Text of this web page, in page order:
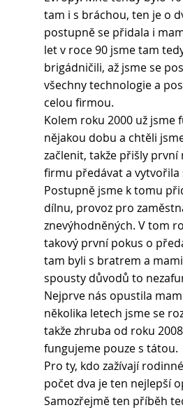
tam i s bráchou, ten je o
postupně se přidala i
let v roce 90 jsme tam
brigádničili, až jsme se
všechny technologie a
celou firmou.
Kolem roku 2000 už jsme
nějakou dobu a chtěli
začlenit, takže přišly první
firmu předávat a vytvořila
Postupně jsme k tomu
dílnu, provoz pro
znevýhodněných. V tom
takový první pokus o
tam byli s bratrem a
spousty důvodů to
Nejprve nás opustila
několika letech jsme se
takže zhruba od roku
fungujeme pouze s tátou.
Pro ty, kdo zažívají
počet dva je ten nejlepší
Samozřejmě ten příběh